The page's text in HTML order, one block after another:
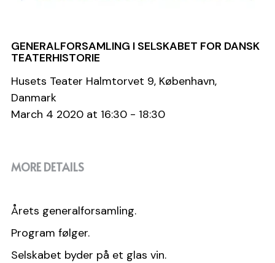
Vedtægter
Generalforsamling
GENERALFORSAMLING I SELSKABET FOR DANSK
TEATERHISTORIE
Husets Teater Halmtorvet 9, København,
Danmark
March 4 2020 at 16:30 - 18:30
MORE DETAILS
Årets generalforsamling.
Program følger.
Selskabet byder på et glas vin.